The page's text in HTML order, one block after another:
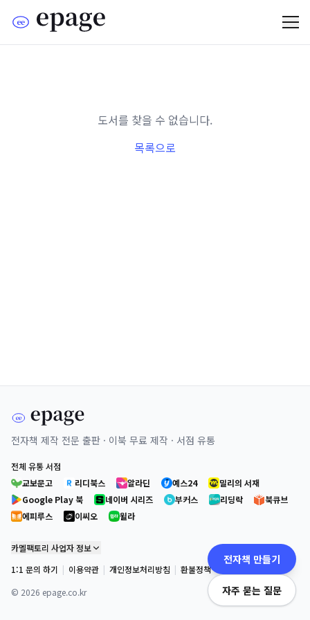
도서를 찾을 수 없습니다.
목록으로
전자책 제작 전문 출판 · 이북 무료 제작 · 서점 유통
전체 유통 서점
교보문고
리디북스 알라딘 예스24
밀리의 서재
Google Play 북
네이버 시리즈 부커스 리딩락
북큐브
에피루스
이씨오 윌라
카멜팩토리 사업자 정보
1:1 문의 하기 | 이용약관 | 개인정보처리방침 | 환불정책
© 2026 epage.co.kr
전자책 만들기
자주 묻는 질문